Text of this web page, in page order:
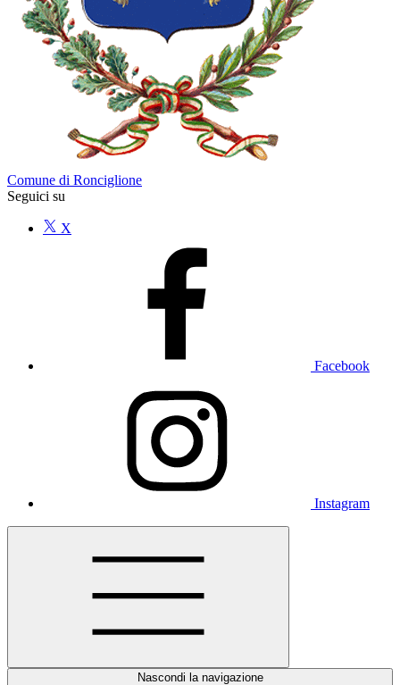
Comune di Ronciglione
Seguici su
X
Facebook
Instagram
Nascondi la navigazione